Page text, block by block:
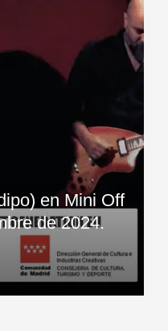
en Mini Off
de 2024.